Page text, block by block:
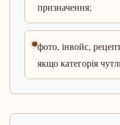
призначення;
фото, інвойс,
якщо категорія